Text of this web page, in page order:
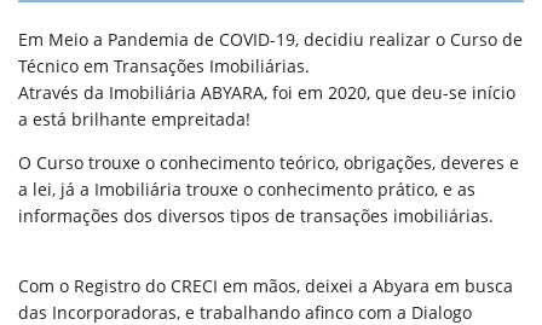
Em Meio a Pandemia de COVID-19, decidiu realizar o Curso de
Técnico em Transações Imobiliárias.
Através da Imobiliária ABYARA, foi em 2020, que deu-se início
a está brilhante empreitada!
O Curso trouxe o conhecimento teórico, obrigações, deveres e
a lei, já a Imobiliária trouxe o conhecimento prático, e as
informações dos diversos tipos de transações imobiliárias.
Com o Registro do CRECI em mãos, deixei a Abyara em busca
das Incorporadoras, e trabalhando afinco com a Dialogo